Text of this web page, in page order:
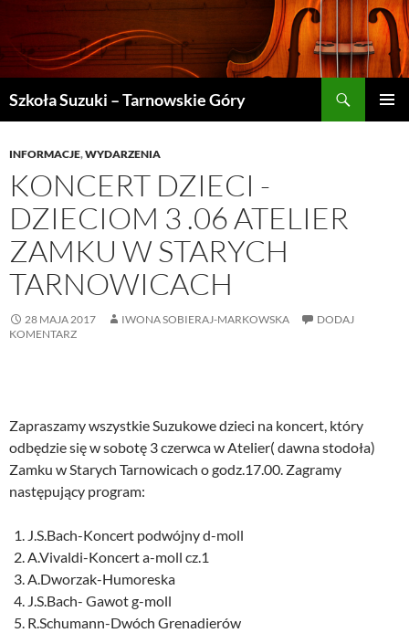
Szkoła Suzuki – Tarnowskie Góry
TREŚCI
INFORMACJE,WYDARZENIA
KONCERT DZIECI -
DZIECIOM 3 .06 ATELIER
ZAMKU W STARYCH
TARNOWICACH
28 MAJA 2017 IWONA SOBIERAJ-MARKOWSKA
DODAJ
KOMENTARZ
Zapraszamy wszystkie Suzukowe dzieci na koncert, który
odbędzie się w sobotę 3 czerwca w Atelier( dawna stodoła)
Zamku w Starych Tarnowicach o godz.17.00. Zagramy
następujący program:
J.S.Bach-Koncert podwójny d-moll
A.Vivaldi-Koncert a-moll cz.1
A.Dworzak-Humoreska
J.S.Bach- Gawot g-moll
R.Schumann-Dwóch Grenadierów